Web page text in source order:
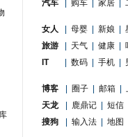
汽车
购车 家居
女人 母婴 新娘
旅游
天气 健康
IT
数码 手机
博客 圈子 邮箱
天龙
鹿鼎记
短信
搜狗
输入法 地图